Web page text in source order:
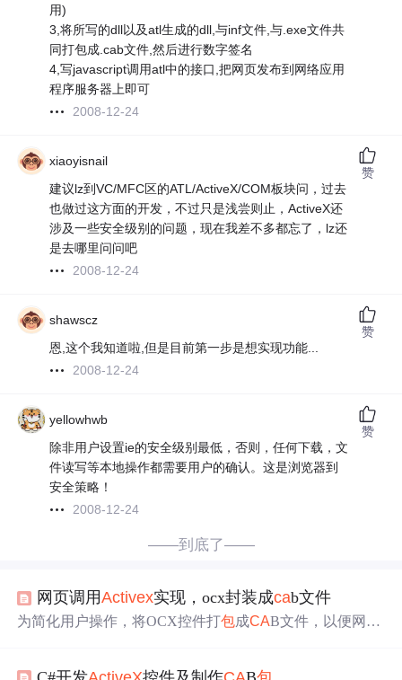
用)
3,将所写的dll以及atl生成的dll,与inf文件,与.exe文件共
同打包成.cab文件,然后进行数字签名
4,写javascript调用atl中的接口,把网页发布到网络应用
程序服务器上即可
2008-12-24
xiaoyisnail
建议lz到VC/MFC区的ATL/ActiveX/COM板块问，过去
也做过这方面的开发，不过只是浅尝则止，ActiveX还
涉及一些安全级别的问题，现在我差不多都忘了，lz还
是去哪里问问吧
2008-12-24
赞
shawscz
恩,这个我知道啦,但是目前第一步是想实现功能...
2008-12-24
赞
yellowhwb
除非用户设置ie的安全级别最低，否则，任何下载，文
件读写等本地操作都需要用户的确认。这是浏览器到
安全策略！
2008-12-24
赞
——到底了——
网页调用Activex实现，ocx封装成cab文件
为简化用户操作，将OCX控件打包成CAB文件，以便网页